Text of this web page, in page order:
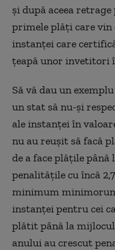
și după aceea
primele plăți care
instanței care
țeapă unor invetitori
Să vă dau un
un stat să nu-și
ale instanței în
nu au reușit să facă
de a face plățile
penalitățile cu încă
minimum
instanței pentru cei
plătit până la
anului au crescut